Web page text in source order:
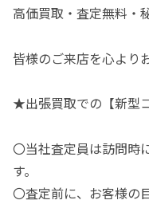
高価買取・査定無料・
皆様のご来店を心より
★出張買取での【新型
〇当社査定員は訪問時
す。
〇査定前に、お客様の